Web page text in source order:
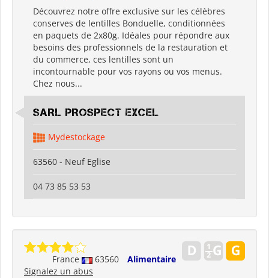
Découvrez notre offre exclusive sur les célèbres
conserves de lentilles Bonduelle, conditionnées
en paquets de 2x80g. Idéales pour répondre aux
besoins des professionnels de la restauration et
du commerce, ces lentilles sont un
incontournable pour vos rayons ou vos menus.
Chez nous...
SARL PROSPECT EXCEL
Mydestockage
63560 - Neuf Eglise
04 73 85 53 53
France 63560
Alimentaire
Signalez un abus